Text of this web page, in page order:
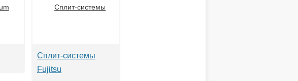
Сплит-системы
Fujitsu